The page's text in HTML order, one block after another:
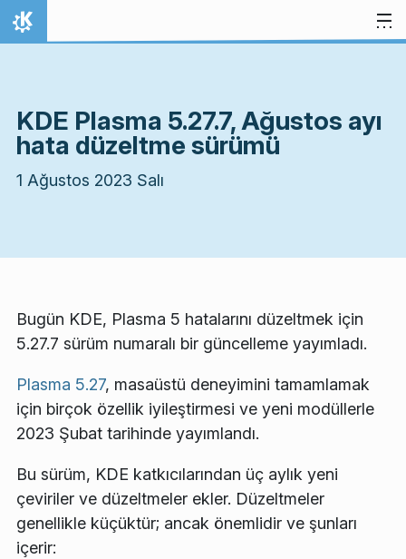
İçeriğe atla
Ana Sayfa
KDE Plasma 5.27.7, Ağustos ayı
hata düzeltme sürümü
1 Ağustos 2023 Salı
Bugün KDE, Plasma 5 hatalarını düzeltmek için
5.27.7 sürüm numaralı bir güncelleme yayımladı.
Plasma 5.27, masaüstü deneyimini tamamlamak
için birçok özellik iyileştirmesi ve yeni modüllerle
2023 Şubat tarihinde yayımlandı.
Bu sürüm, KDE katkıcılarından üç aylık yeni
çeviriler ve düzeltmeler ekler. Düzeltmeler
genellikle küçüktür; ancak önemlidir ve şunları
içerir: